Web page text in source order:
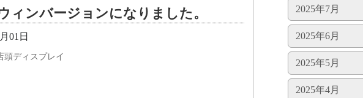
ィンバージョンになりました。
01日
頭ディスプレイ
2025年7月
2025年6月
2025年5月
2025年4月